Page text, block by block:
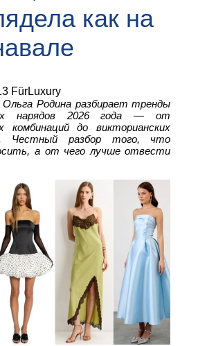
как на
FürLuxury
Родина разбирает тренды
нарядов 2026 года — от
комбинаций до викторианских
Честный разбор того, что
а от чего лучше отвести